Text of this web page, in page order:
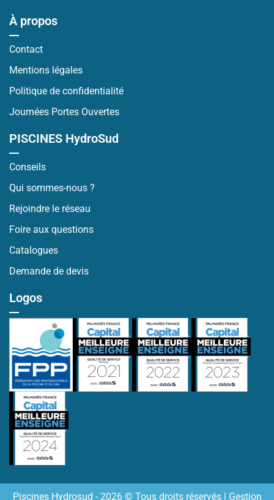
À propos
Contact
Mentions légales
Politique de confidentialité
Journées Portes Ouvertes
PISCINES HydroSud
Conseils
Qui sommes-nous ?
Rejoindre le réseau
Foire aux questions
Catalogues
Demande de devis
Logos
Piscines Hydrosud - 2026 © Tous droits réservés | Gestion